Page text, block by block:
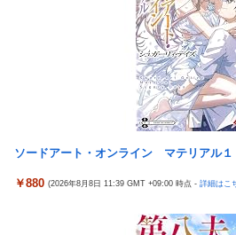
【熊本地震】毎日新聞の記者「死傷者
業「個人情報は控えます！」 → 記「年
いでしょ？教えてよ？教え...
韓国サッカーのイメージが墜落
【ガチ】キャスターの大越健介、高市
【動画】地震発生時の熊本総合病院の
亡き叔母の遺書「実は17年前に従兄弟
て婚約者呆然←家族の絆が深すぎて修
外国人「日本の未来は安泰だ」16歳
久保建英超え歴代2位の記録！3得点に
『ゼノブレイド ディフィニティブエ
Switch 2 Edition』3,713 本
？？？「ゲーム実況なんて誰でもでき
ソードアート・オンライン マテリアル
￥880 (2026年8月8日 11:39 GMT +09:00 時点 - 詳細はこ